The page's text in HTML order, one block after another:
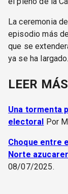
La ceremonia
episodio más
que se
ya se ha largado.
LEER
Una tormenta
electoral Por
Choque entre
Norte
08/07/2025.